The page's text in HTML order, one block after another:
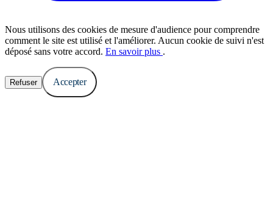
Nous utilisons des cookies de mesure d'audience pour comprendre
comment le site est utilisé et l'améliorer. Aucun cookie de suivi n'est
déposé sans votre accord. En savoir plus .
Refuser Accepter